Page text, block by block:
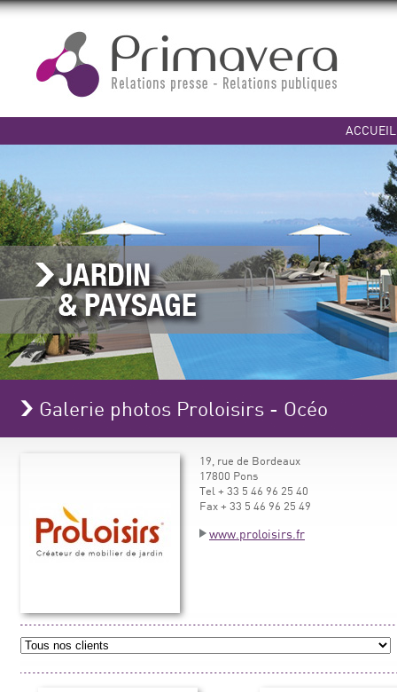
ACCUEIL
Galerie photos Proloisirs - Océo
19, rue de Bordeaux
17800 Pons
Tel + 33 5 46 96 25 40
Fax + 33 5 46 96 25 49
www.proloisirs.fr